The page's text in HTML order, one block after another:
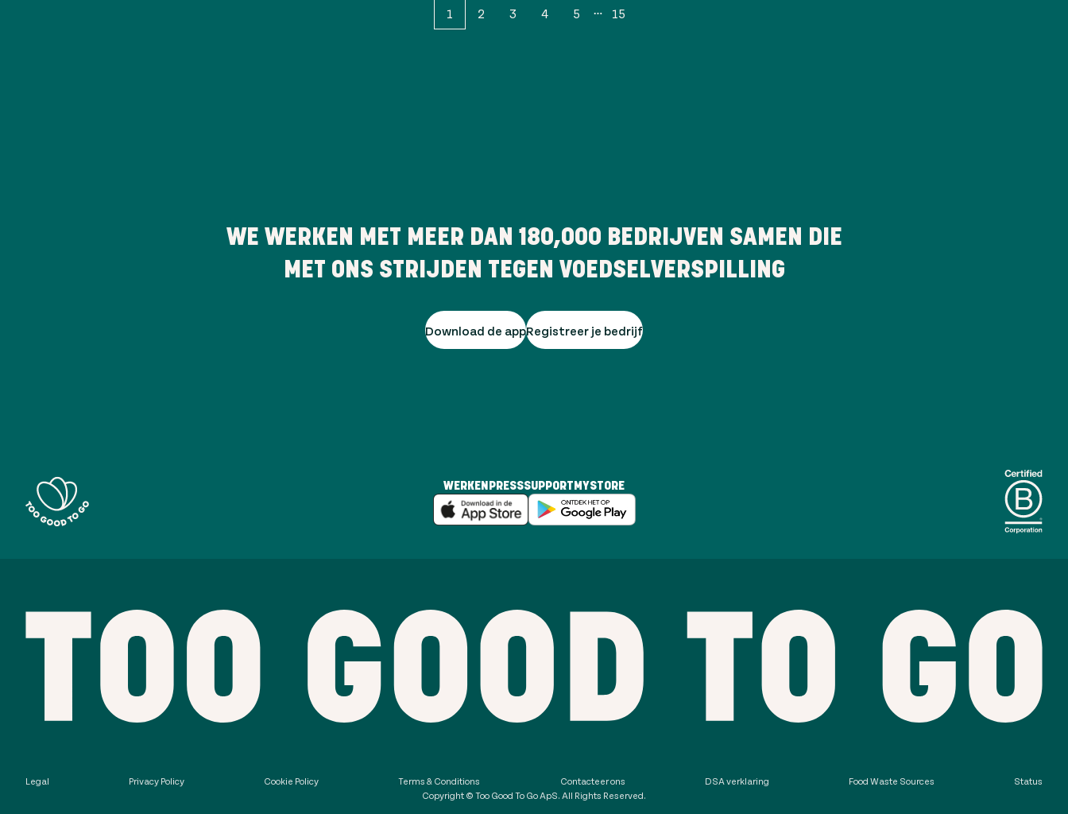
1 2 3 4 5 15
WE WERKEN MET MEER DAN 180,000 BEDRIJVEN SAMEN DIE
MET ONS STRIJDEN TEGEN VOEDSELVERSPILLING
Download de appRegistreer je bedrijf
WERKEN PRESSSUPPORT MYSTORE
Legal Privacy Policy Cookie Policy Terms & Conditions Contacteer ons DSA verklaring Food Waste Sources
Status
Copyright © Too Good To Go ApS. All Rights Reserved.